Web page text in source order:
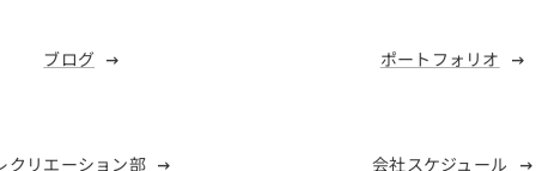
ブログ ポートフォリオ
クリエーション部 会社スケジュール